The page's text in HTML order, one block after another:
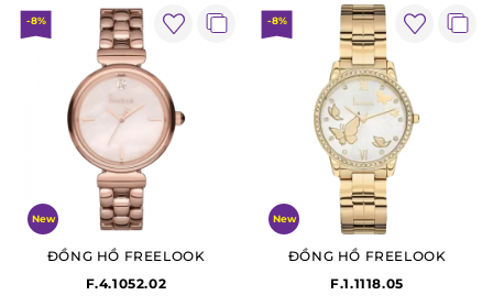
-8%
New
ĐỒNG HỒ FREELOOK
F.4.1052.02
-8%
New
ĐỒNG HỒ FREELOOK
F.1.1118.05